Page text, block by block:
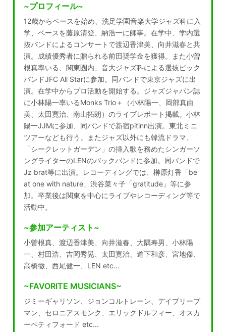
~プロフィール~
12歳からベースを始め、洗足学園音楽大学ジャズ科に入
学、ベースを藤原清登、納浩一に師事。在学中、学内選
抜バンドによるコンサートで渡辺香津美、向井滋春と共
演。成績優秀者に贈られる前田奨学金を獲得。また小曽
根真率いる、関東圏内、音大ジャズ科による選抜ビック
バンドJFC All Starに参加。同バンドで東京ジャズに出
演。在学中からプロ活動を開始する。ジャズジャパン誌
に小林陽一率いるMonks Trio＋（小林陽一、岡部真由
美、太田寛治、南山拓朗）のライブレポート掲載。小林
陽一JJMに参加、同バンドで新宿pitinn出演。東北ミニ
ツアーなども行う。またジャズ以外にも韓流ドラマ、
「シークレットガーデン」の挿入歌を務めたシンガーソ
ングライターのLENのバックバンドに参加。同バンドで
Jz brat等に出演。レコーディングでは、榊原灯香「be
at one with nature」渋谷菜々子「gratitude」等に参
加。卒業後は関東を中心にライブやレコーディング等で
活動中。
~参加アーティスト~
小曽根真、渡辺香津美、向井滋春、大隅寿男、小林陽
一、村田浩、吉岡秀晃、太田寛治、道下和彦、宮地傑、
高橋徹、西尾健一、LEN etc...
~FAVORITE MUSICIANS~
ジミーギャリソン、ジョンコルトレーン、デイブリーブ
マン、セロニアスモンク、エリックドルフィー、オスカ
ーペティフォード etc...